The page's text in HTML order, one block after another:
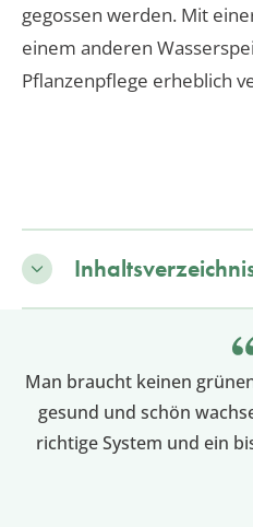
gegossen werden. Mit
einem anderen
Pflanzenpflege erheblich
Man braucht keinen
gesund und schön
richtige System und ein